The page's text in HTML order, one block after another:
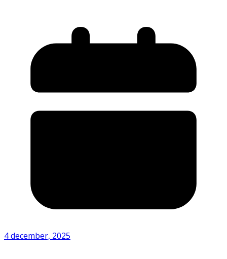
4 december, 2025